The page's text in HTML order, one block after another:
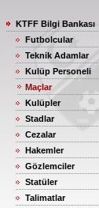
KTFF Bilgi Bankası
Futbolcular
Teknik Adamlar
Kulüp Personeli
Maçlar
Kulüpler
Stadlar
Cezalar
Hakemler
Gözlemciler
Statüler
Talimatlar